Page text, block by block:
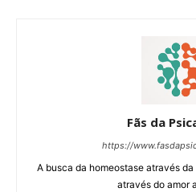
Fãs da
https://
A busca da homeostase através
através do amor